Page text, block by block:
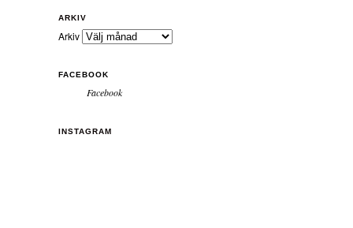
ARKIV
Arkiv
FACEBOOK
Facebook
INSTAGRAM